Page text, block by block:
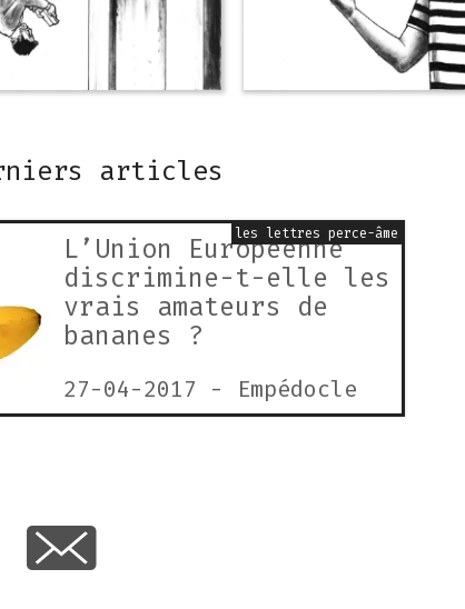
articles
les lettres perce-âme
L’Union Européenne
discrimine-t-elle les
vrais amateurs de
bananes ?
27-04-2017 - Empédocle